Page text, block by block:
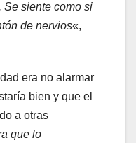
Se siente como si
de nervios«,
era no alarmar
bien y que el
a otras
que lo